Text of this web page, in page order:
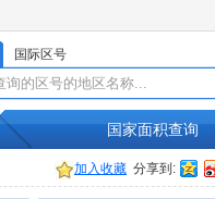
国际区号
国家面积查询
加入收藏 分享到: